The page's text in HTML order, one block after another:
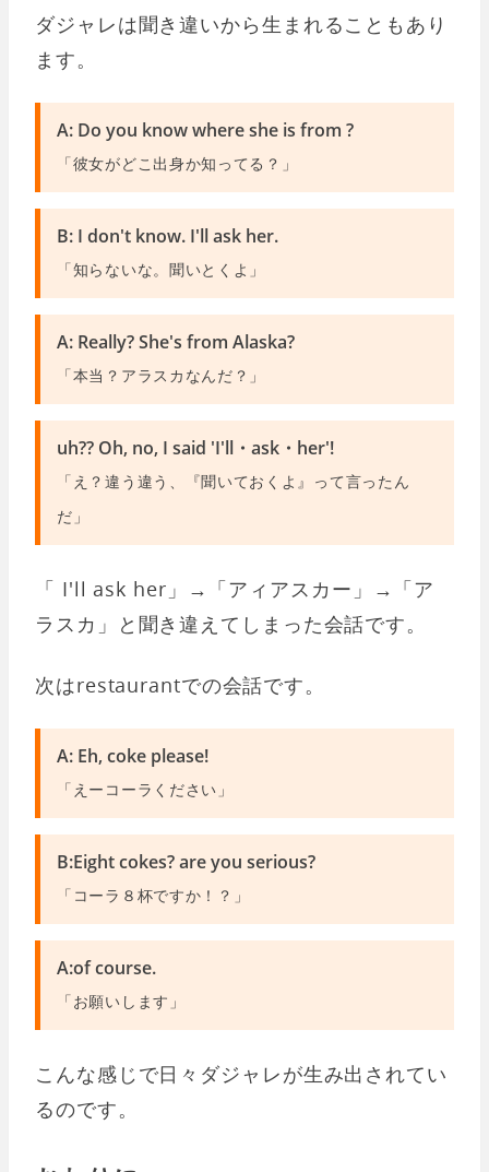
ダジャレは聞き違いから生まれることもあり
ます。
A: Do you know where she is from ?
「彼女がどこ出身か知ってる？」
B: I don't know. I'll ask her.
「知らないな。聞いとくよ」
A: Really? She's from Alaska?
「本当？アラスカなんだ？」
uh?? Oh, no, I said 'I'll・ask・her'!
「え？違う違う、『聞いておくよ』って言ったん
だ」
「 I'll ask her」→「アィアスカー」→「ア
ラスカ」と聞き違えてしまった会話です。
次はrestaurantでの会話です。
A: Eh, coke please!
「えーコーラください」
B:Eight cokes? are you serious?
「コーラ８杯ですか！？」
A:of course.
「お願いします」
こんな感じで日々ダジャレが生み出されてい
るのです。